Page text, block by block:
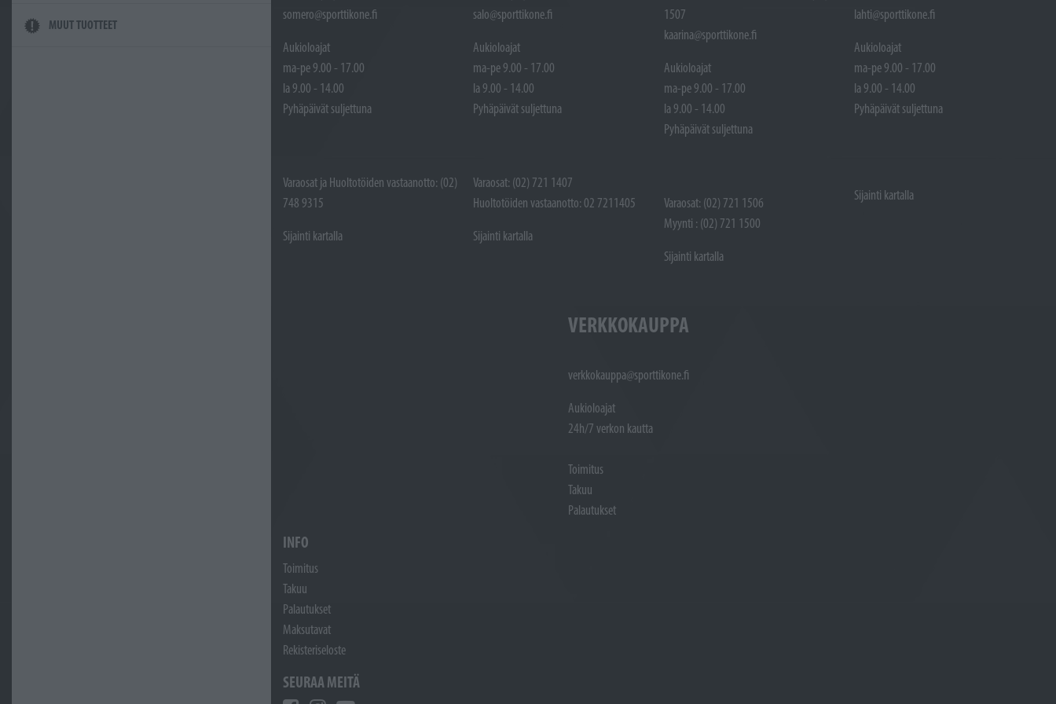
MUUT TUOTTEET
somero@sporttikone.fi
Aukioloajat
ma-pe 9.00 - 17.00
la 9.00 - 14.00
Pyhäpäivät suljettuna
Varaosat ja Huoltotöiden vastaanotto: (02)
748 9315
Sijainti kartalla
salo@sporttikone.fi
Aukioloajat
ma-pe 9.00 - 17.00
la 9.00 - 14.00
Pyhäpäivät suljettuna
Varaosat: (02) 721 1407
Huoltotöiden vastaanotto: 02 7211405
Sijainti kartalla
1507
kaarina@sporttikone.fi
Aukioloajat
ma-pe 9.00 - 17.00
la 9.00 - 14.00
Pyhäpäivät suljettuna
Varaosat: (02) 721 1506
Myynti : (02) 721 1500
Sijainti kartalla
lahti@sporttikone.fi
Aukioloajat
ma-pe 9.00 - 17.00
la 9.00 - 14.00
Pyhäpäivät suljettuna
Sijainti kartalla
VERKKOKAUPPA
verkkokauppa@sporttikone.fi
Aukioloajat
24h/7 verkon kautta
Toimitus
Takuu
Palautukset
INFO
Toimitus
Takuu
Palautukset
Maksutavat
Rekisteriseloste
SEURAA MEITÄ